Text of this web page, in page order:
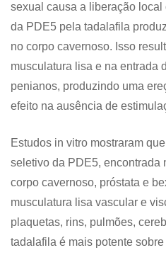
sexual causa a liberação
da PDE5 pela tadalafila
no corpo cavernoso. Isso
musculatura lisa e na entrada
penianos, produzindo uma
efeito na ausência de
Estudos in vitro mostraram
seletivo da PDE5, encontrada
corpo cavernoso, próstata e
musculatura lisa vascular e
plaquetas, rins, pulmões,
tadalafila é mais potente